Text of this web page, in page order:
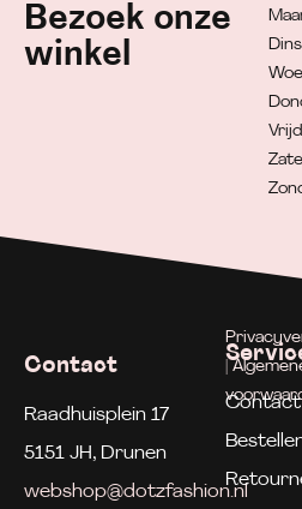
Bezoek onze
winkel
Contact
Raadhuisplein 17
5151 JH, Drunen
webshop@dotzfashion.nl
Contact
|